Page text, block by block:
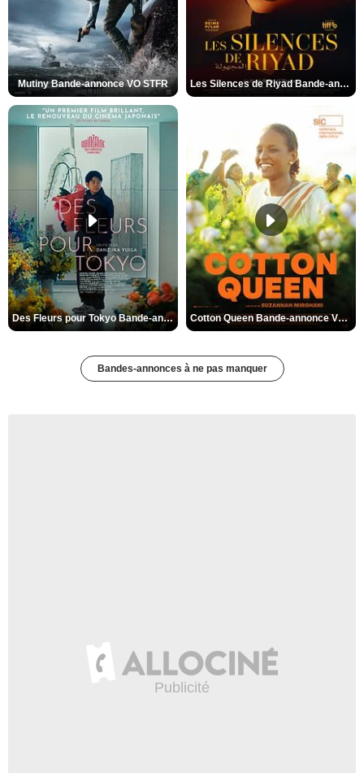
Mutiny Bande-annonce VO STFR Les Silences de Riyad Bande-annonce VO STFR
Des Fleurs pour Tokyo Bande-annonce VO STFR Cotton Queen Bande-annonce VO STFR
Bandes-annonces à ne pas manquer